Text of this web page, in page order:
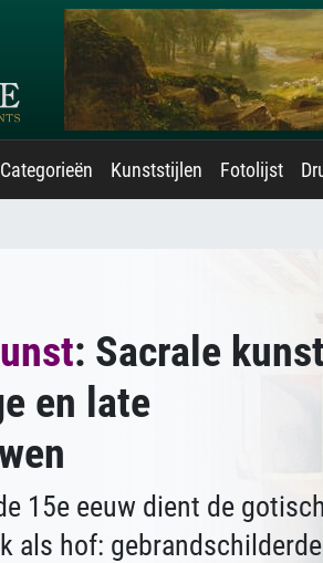
Categorieën Kunststijlen Fotolijst
: Sacrale kunst
en late
15e eeuw dient de
als hof: gebrandschilderde